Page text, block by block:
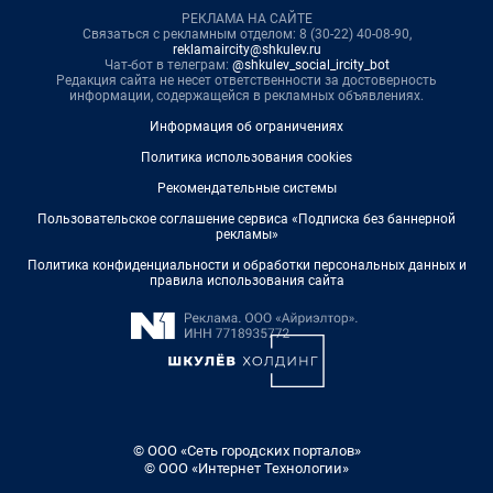
РЕКЛАМА НА САЙТЕ
Связаться с рекламным отделом: 8 (30-22) 40-08-90,
reklamaircity@shkulev.ru
Чат-бот в телеграм: @shkulev_social_ircity_bot
Редакция сайта не несет ответственности за достоверность
информации, содержащейся в рекламных объявлениях.
Информация об ограничениях
Политика использования cookies
Рекомендательные системы
Пользовательское соглашение сервиса «Подписка без баннерной
рекламы»
Политика конфиденциальности и обработки персональных данных и
правила использования сайта
© ООО «Сеть городских порталов»
© ООО «Интернет Технологии»